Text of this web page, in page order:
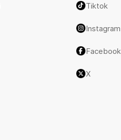
Tiktok
Instagram
Facebook
X